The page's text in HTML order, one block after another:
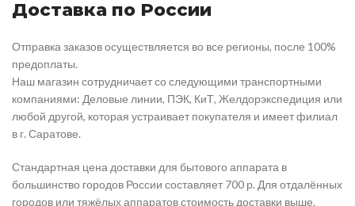
Доставка по России
Отправка заказов осуществляется во все регионы, после 100%
предоплаты.
Наш магазин сотрудничает со следующими транспортными
компаниями: Деловые линии, ПЭК, КиТ, Желдорэкспедиция или
любой другой, которая устраивает покупателя и имеет филиал
в г. Саратове.
Стандартная цена доставки для бытового аппарата в
большинство городов России составляет 700 р. Для отдалённых
городов или тяжёлых аппаратов стоимость доставки выше.